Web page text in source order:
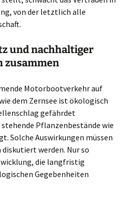
von der letztlich alle
und nachhaltiger
zusammen
Motorbootverkehr auf
dem Zernsee ist ökologisch
gefährdet
Pflanzenbestände wie
Solche Auswirkungen müssen
werden. Nur so
die langfristig
Gegebenheiten